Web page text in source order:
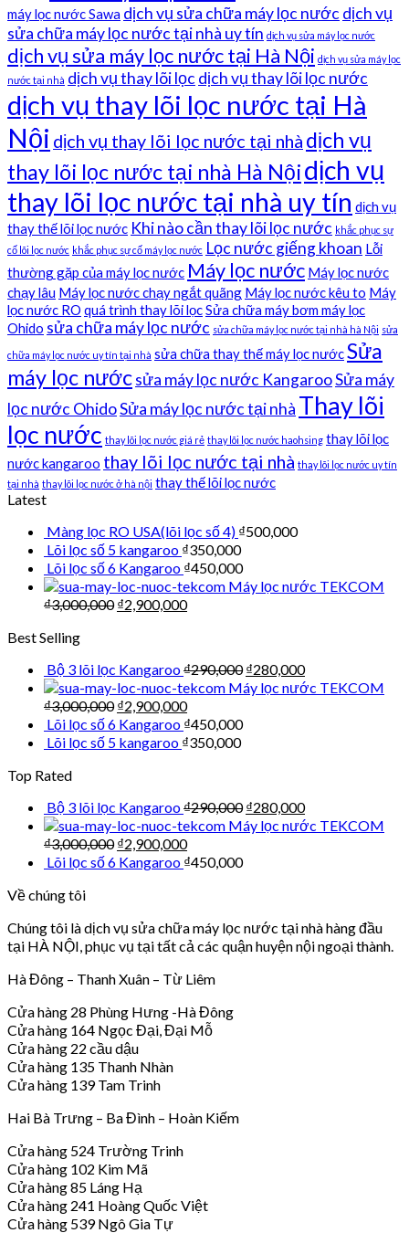
máy lọc nước Sawa dịch vụ sửa chữa máy lọc nước dịch vụ
sửa chữa máy lọc nước tại nhà uy tín dịch vụ sửa máy lọc nước
dịch vụ sửa máy lọc nước tại Hà Nội dịch vụ sửa máy lọc
nước tại nhà dịch vụ thay lõi lọc dịch vụ thay lõi lọc nước
dịch vụ thay lõi lọc nước tại Hà
Nội dịch vụ thay lõi lọc nước tại nhà dịch vụ
thay lõi lọc nước tại nhà Hà Nộidịch vụ
thay lõi lọc nước tại nhà uy tín dịch vụ
thay thế lõi lọc nước Khi nào cần thay lõi lọc nước khắc phục sự
cố lõi lọc nước khắc phục sự cố máy lọc nước Lọc nước giếng khoan Lỗi
thường gặp của máy lọc nước Máy lọc nước Máy lọc nước
chạy lâu Máy lọc nước chạy ngắt quãng Máy lọc nước kêu to Máy
lọc nước RO quá trình thay lõi lọcSửa chữa máy bơm máy lọc
Ohido sửa chữa máy lọc nước sửa chữa máy lọc nước tại nhà hà Nội sửa
chữa máy lọc nước uy tín tại nhà sửa chữa thay thế máy lọc nướcSửa
máy lọc nướcsửa máy lọc nước KangarooSửa máy
lọc nước OhidoSửa máy lọc nước tại nhà Thay lõi
lọc nước thay lõi lọc nước giá rẻ thay lõi lọc nước haohsing thay lõi lọc
nước kangaroo thay lõi lọc nước tại nhà thay lõi lọc nước uy tín
tại nhà thay lõi lọc nước ở hà nội thay thế lõi lọc nước
Latest
Màng lọc RO USA(lõi lọc số 4) ₫500,000
Lõi lọc số 5 kangaroo ₫350,000
Lõi lọc số 6 Kangaroo ₫450,000
Máy lọc nước TEKCOM
₫3,000,000 ₫2,900,000
Best Selling
Bộ 3 lõi lọc Kangaroo₫290,000 ₫280,000
Máy lọc nước TEKCOM
₫3,000,000 ₫2,900,000
Lõi lọc số 6 Kangaroo ₫450,000
Lõi lọc số 5 kangaroo ₫350,000
Top Rated
Bộ 3 lõi lọc Kangaroo₫290,000 ₫280,000
Máy lọc nước TEKCOM
₫3,000,000 ₫2,900,000
Lõi lọc số 6 Kangaroo ₫450,000
Về chúng tôi
Chúng tôi là dịch vụ sửa chữa máy lọc nước tại nhà hàng đầu
tại HÀ NỘI, phục vụ tại tất cả các quận huyện nội ngoại thành.
Hà Đông – Thanh Xuân – Từ Liêm
Cửa hàng 28 Phùng Hưng -Hà Đông
Cửa hàng 164 Ngọc Đại, Đại Mỗ
Cửa hàng 22 cầu dậu
Cửa hàng 135 Thanh Nhàn
Cửa hàng 139 Tam Trinh
Hai Bà Trưng – Ba Đình – Hoàn Kiếm
Cửa hàng 524 Trường Trinh
Cửa hàng 102 Kim Mã
Cửa hàng 85 Láng Hạ
Cửa hàng 241 Hoàng Quốc Việt
Cửa hàng 539 Ngô Gia Tự